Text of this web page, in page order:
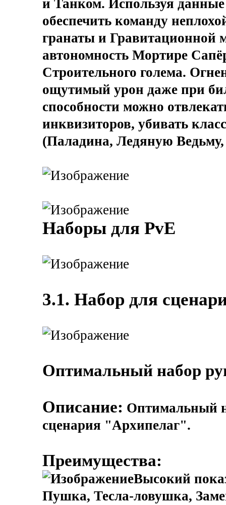
и Танком. Используя
обеспечить команду
гранаты и Гравитационной
автономность Мортире
Строительного голема.
ощутимый урон даже при
способности можно
инквизиторов, убивать
(Паладина, Ледяную
Наборы для PvE
3.1. Набор для
Оптимальный набор
Описание: Оптимальный
сценария "Архипелаг".
Преимущества:
Высокий
Пушка, Тесла-ловушка,